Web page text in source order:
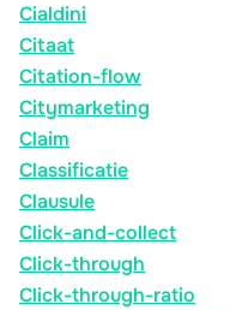
Cialdini
Citaat
Citation-flow
Citymarketing
Claim
Classificatie
Clausule
Click-and-collect
Click-through
Click-through-ratio